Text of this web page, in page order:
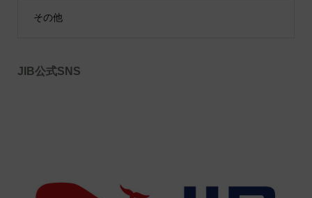
その他
JIB公式SNS